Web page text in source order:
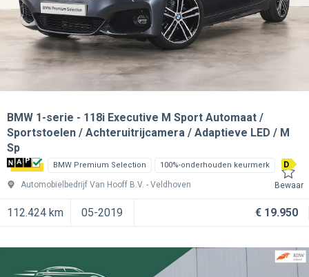
BMW 1-serie
118i Executive M Sport Automaat /
Sportstoelen / Achteruitrijcamera / Adaptieve LED / M
Sp
BMW Premium Selection 100%-onderhouden keurmerk D
Automobielbedrijf Van Hooff B.V. Veldhoven Bewaar
112.424 km 05-2019 € 19.950